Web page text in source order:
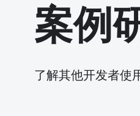
案例
了解其他开发者使